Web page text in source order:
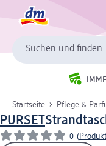
Suchen und finden
Startseite Pflege &
PURSET
0 (